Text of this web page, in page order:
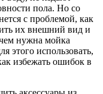
пола. Но со
с проблемой, как
их внешний вид и
нужна мойка
этого использовать,
избежать ошибок в